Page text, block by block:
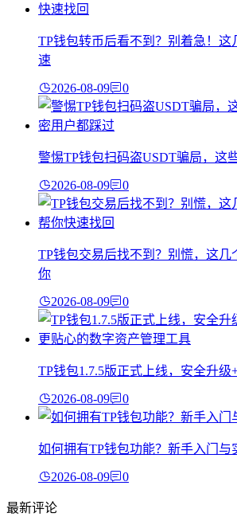
TP钱包转币后看不到？别着急！这
速
2026-08-09 0
警惕TP钱包扫码盗USDT骗局，这
2026-08-09 0
TP钱包交易后找不到？别慌，这几
你
2026-08-09 0
TP钱包1.7.5版正式上线，安全升级
2026-08-09 0
如何拥有TP钱包功能？新手入门与
2026-08-09 0
最新评论